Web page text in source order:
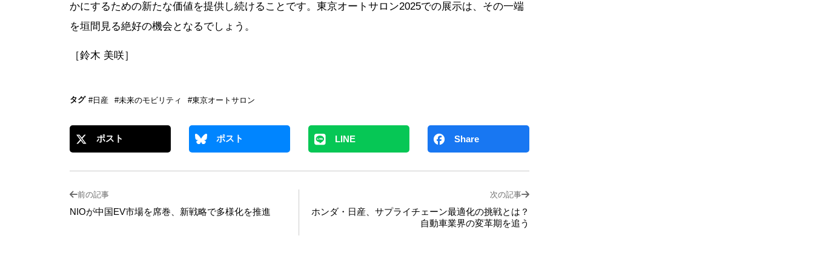
かにするための新たな価値を提供し続けることです。東京オートサロン2025での展示は、その一端
を垣間見る絶好の機会となるでしょう。
［鈴木 美咲］
タグ #日産 #未来のモビリティ #東京オートサロン
ポスト ポスト LINE Share
前の記事
NIOが中国EV市場を席巻、新戦略で多様化を推進
次の記事
ホンダ・日産、サプライチェーン最適化の挑戦とは？
自動車業界の変革期を追う